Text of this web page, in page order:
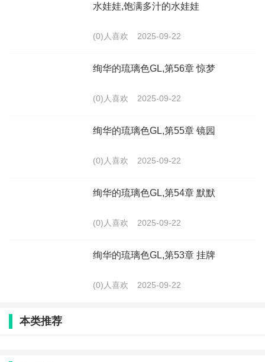
水娃娃,饱满多汁的水娃娃
(0)人喜欢 2025-09-22
绚华的琉璃色GL,第56章 惊梦
(0)人喜欢 2025-09-22
绚华的琉璃色GL,第55章 镜园
(0)人喜欢 2025-09-22
绚华的琉璃色GL,第54章 默默
(0)人喜欢 2025-09-22
绚华的琉璃色GL,第53章 挂牌
(0)人喜欢 2025-09-22
本类推荐